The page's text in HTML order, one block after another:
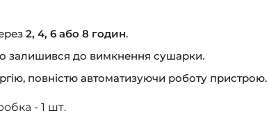
2, 4, 6 або 8 годин.
залишився до вимкнення сушарки.
повністю автоматизуючи роботу пристрою.
- 1 шт.